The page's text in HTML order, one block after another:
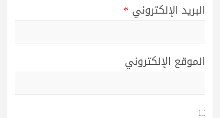
البريد الإلكتروني *
الموقع الإلكتروني